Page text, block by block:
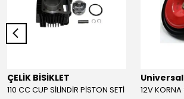
ÇELİK BİSİKLET
110 CC CUP SİLİNDİR PİSTON SETİ
Universal